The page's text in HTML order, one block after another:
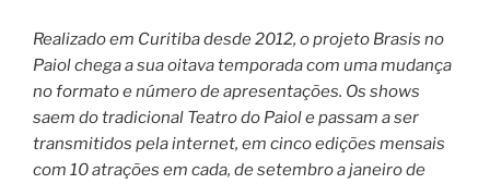
Realizado em Curitiba desde 2012, o projeto Brasis no
Paiol chega a sua oitava temporada com uma mudança
no formato e número de apresentações. Os shows
saem do tradicional Teatro do Paiol e passam a ser
transmitidos pela internet, em cinco edições mensais
com 10 atrações em cada, de setembro a janeiro de